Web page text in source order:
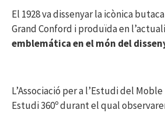
El 1928 va dissenyar la icònica
Grand Conford i produïda en
emblemática en el món del
L’Associació per a l’Estudi del
Estudi 360º durant el qual